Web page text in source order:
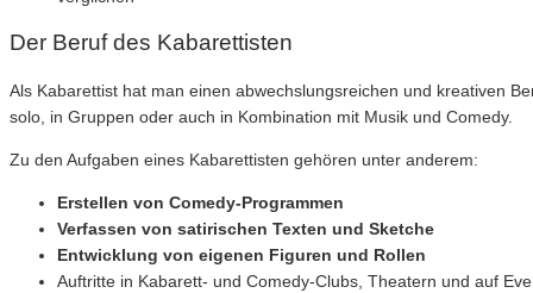
Der Beruf des Kabarettisten
Als Kabarettist hat man einen abwechslungsreichen und kreativen
solo, in Gruppen oder auch in Kombination mit Musik und Comedy.
Zu den Aufgaben eines Kabarettisten gehören unter anderem:
Erstellen von Comedy-Programmen
Verfassen von satirischen Texten und Sketche
Entwicklung von eigenen Figuren und Rollen
Auftritte in Kabarett- und Comedy-Clubs, Theatern und auf